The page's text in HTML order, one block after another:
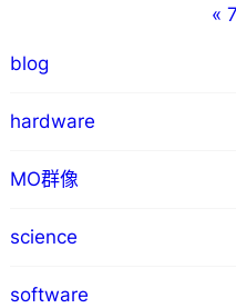
«
blog
hardware
MO群像
science
software